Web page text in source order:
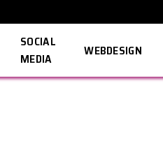
SOCIAL
MEDIA
WEBDESIGN